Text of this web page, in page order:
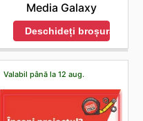
Media Galaxy
Deschideți broșura
Valabil până la 12 aug.